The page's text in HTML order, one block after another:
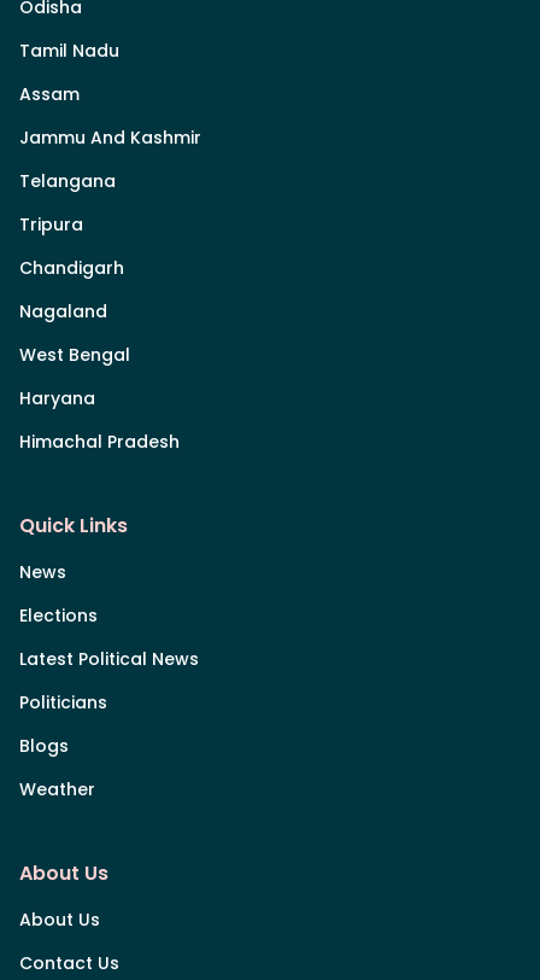
Odisha
Tamil Nadu
Assam
Jammu And Kashmir
Telangana
Tripura
Chandigarh
Nagaland
West Bengal
Haryana
Himachal Pradesh
Quick Links
News
Elections
Latest Political News
Politicians
Blogs
Weather
About Us
About Us
Contact Us